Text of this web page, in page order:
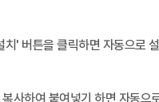
' 버튼을 클릭하면 자동으로
사하여 붙여넣기 하면 자동으